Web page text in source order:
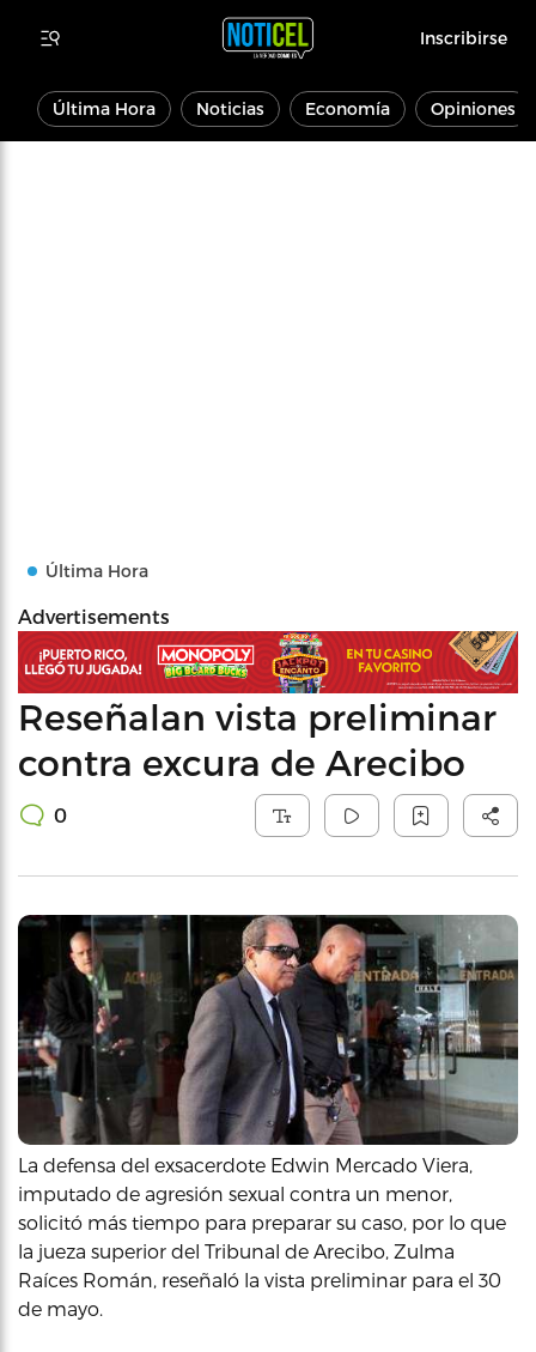
Inscribirse
Última Hora Noticias Economía Opiniones
Última Hora
Advertisements
Reseñalan vista preliminar
contra excura de Arecibo
0
La defensa del exsacerdote Edwin Mercado Viera,
imputado de agresión sexual contra un menor,
solicitó más tiempo para preparar su caso, por lo que
la jueza superior del Tribunal de Arecibo, Zulma
Raíces Román, reseñaló la vista preliminar para el 30
de mayo.